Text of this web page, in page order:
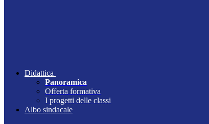
Didattica
Panoramica
Offerta formativa
I progetti delle classi
Albo sindacale